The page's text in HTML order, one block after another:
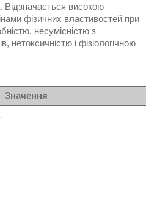
Відзначається високою
фізичних властивостей при
несумісністю з
і фізіологічною
Значення